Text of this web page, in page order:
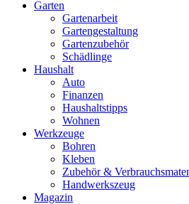
Garten
Gartenarbeit
Gartengestaltung
Gartenzubehör
Schädlinge
Haushalt
Auto
Finanzen
Haushaltstipps
Wohnen
Werkzeuge
Bohren
Kleben
Zubehör &
Handwerkszeug
Magazin